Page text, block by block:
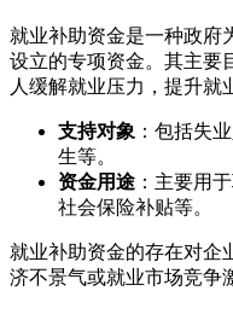
就业补助资金是一种政府
设立的专项资金。其主要
人缓解就业压力，提升就
支持对象 ：包括失
生等。
资金用途 ：主要用
社会保险补贴等。
就业补助资金的存在对企
济不景气或就业市场竞争